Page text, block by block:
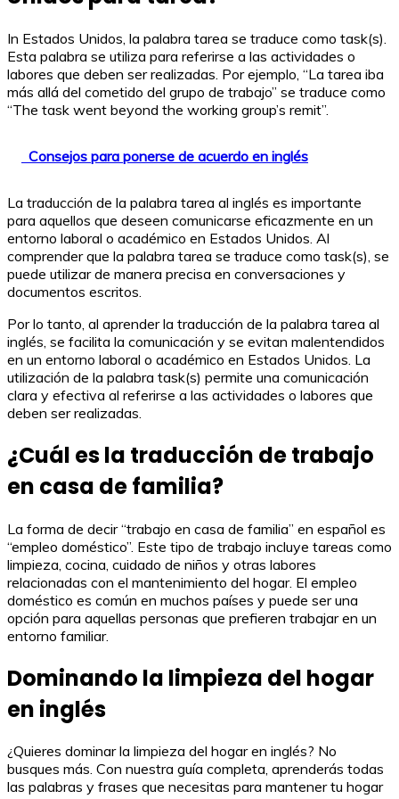
In Estados Unidos, la palabra tarea se traduce como task(s).
Esta palabra se utiliza para referirse a las actividades o
labores que deben ser realizadas. Por ejemplo, “La tarea iba
más allá del cometido del grupo de trabajo” se traduce como
“The task went beyond the working group’s remit”.
Consejos para ponerse de acuerdo en inglés
La traducción de la palabra tarea al inglés es importante
para aquellos que deseen comunicarse eficazmente en un
entorno laboral o académico en Estados Unidos. Al
comprender que la palabra tarea se traduce como task(s), se
puede utilizar de manera precisa en conversaciones y
documentos escritos.
Por lo tanto, al aprender la traducción de la palabra tarea al
inglés, se facilita la comunicación y se evitan malentendidos
en un entorno laboral o académico en Estados Unidos. La
utilización de la palabra task(s) permite una comunicación
clara y efectiva al referirse a las actividades o labores que
deben ser realizadas.
¿Cuál es la traducción de trabajo
en casa de familia?
La forma de decir “trabajo en casa de familia” en español es
“empleo doméstico”. Este tipo de trabajo incluye tareas como
limpieza, cocina, cuidado de niños y otras labores
relacionadas con el mantenimiento del hogar. El empleo
doméstico es común en muchos países y puede ser una
opción para aquellas personas que prefieren trabajar en un
entorno familiar.
Dominando la limpieza del hogar
en inglés
¿Quieres dominar la limpieza del hogar en inglés? No
busques más. Con nuestra guía completa, aprenderás todas
las palabras y frases que necesitas para mantener tu hogar